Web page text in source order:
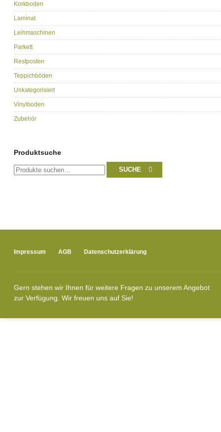
Korkboden
Laminat
Leihmaschinen
Parkett
Restposten
Teppichböden
Unkategorisiert
Vinylboden
Zubehör
Produktsuche
Suche
nach:
SUCHE
Impressum AGB Datenschutzerklärung
Gern stehen wir Ihnen für weitere Fragen zu unserem Angebot
zur Verfügung. Wir freuen uns auf Sie!